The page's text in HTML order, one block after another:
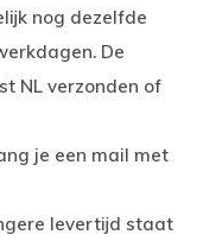
nog dezelfde
De
NL verzonden of
je een mail met
levertijd staat